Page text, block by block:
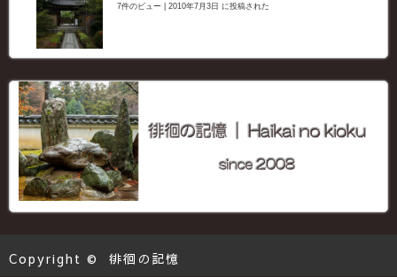
7件のビュー 2010年7月3日 に投稿された
Copyright © 徘徊の記憶